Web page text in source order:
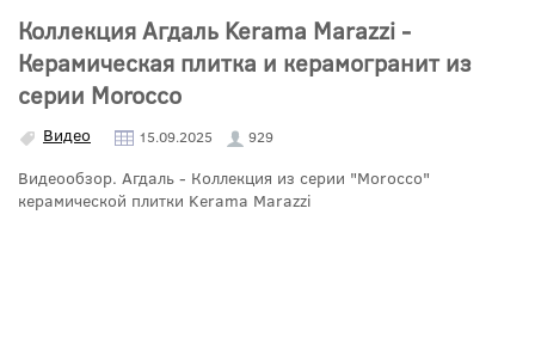
Коллекция Агдаль Kerama Marazzi -
Керамическая плитка и керамогранит из
серии Morocco
Видео 15.09.2025 929
Видеообзор. Агдаль - Коллекция из серии "Morocco"
керамической плитки Kerama Marazzi